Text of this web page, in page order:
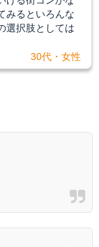
みるといろんな
選択肢としては
30代・女性